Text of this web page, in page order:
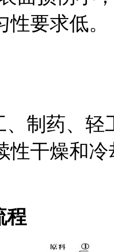
性要求低。
、制药、轻
性干燥和
程